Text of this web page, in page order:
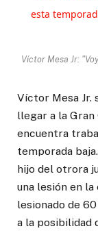
esta
Víctor Mesa Jr:
Víctor Mesa Jr.
llegar a la
encuentra
temporada
hijo del otrora
una lesión en
lesionado de
a la posibilidad